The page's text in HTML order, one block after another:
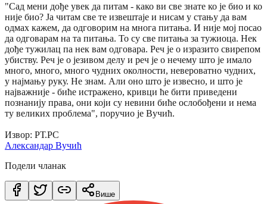
"Сад мени дође увек да питам - како ви све знате ко је био и ко
није био? Ја читам све те извештаје и нисам у стању да вам
одмах кажем, да одговорим на многа питања. И није мој посао
да одговарам на та питања. То су све питања за тужиоца. Нек
дође тужилац па нек вам одговара. Реч је о изразито свирепом
убиству. Реч је о језивом делу и реч је о нечему што је имало
много, много, много чудних околности, невероватно чудних,
у најмању руку. Не знам. Али оно што је извесно, и што је
најважније - биће истражено, кривци ће бити приведени
познанију права, они који су невини биће ослобођени и нема
ту великих проблема", поручио је Вучић.
Извор: РТ.РС
Александар Вучић
Подели чланак
Више